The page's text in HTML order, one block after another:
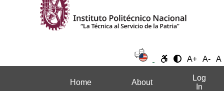
A+ A- A
Home About
Log
In